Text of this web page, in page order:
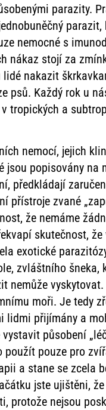
parazity.
nemocné s
nákaz stojí za
nakazit
psů. Každý rok u
tropických a
nemocí, jejich
popisovány na
předkládají
zvané
že nemáme
skutečnost,
exotické
zvláštního
nemůže
moři. Je tedy
přijímány a
působení
pouze pro
a stane se zcela
jste ujištěni,
protože nejsou